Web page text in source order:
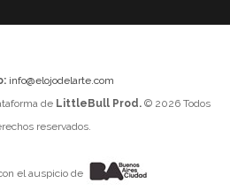
info@elojodelarte.com
de LittleBull Prod.© 2026 Todos
reservados.
el auspicio de